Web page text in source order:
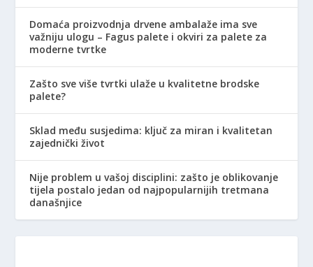
Domaća proizvodnja drvene ambalaže ima sve
važniju ulogu – Fagus palete i okviri za palete za
moderne tvrtke
Zašto sve više tvrtki ulaže u kvalitetne brodske
palete?
Sklad među susjedima: ključ za miran i kvalitetan
zajednički život
Nije problem u vašoj disciplini: zašto je oblikovanje
tijela postalo jedan od najpopularnijih tretmana
današnjice